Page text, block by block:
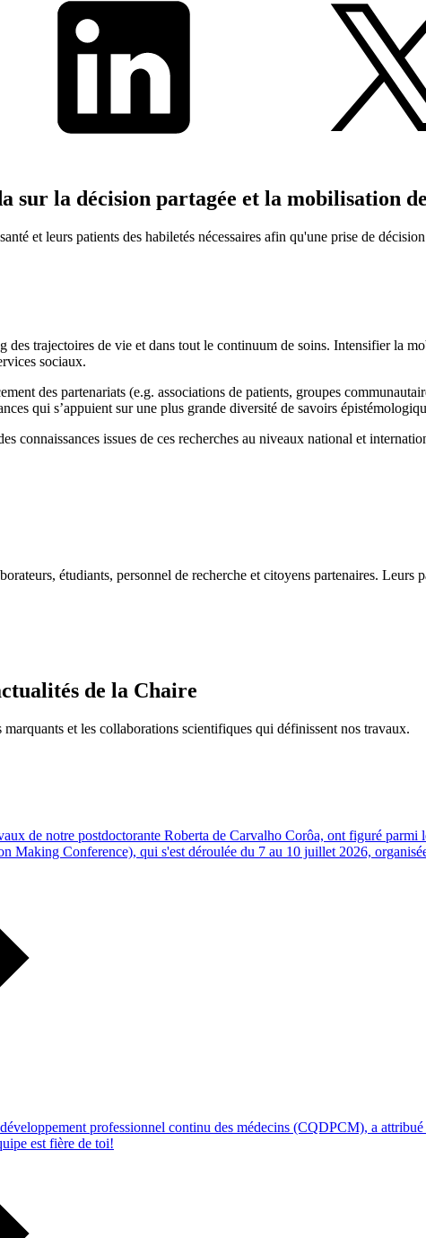
sur la décision partagée et la mobilisation
et leurs patients des habiletés nécessaires afin qu'une prise de
trajectoires de vie et dans tout le continuum de soins. Intensifier la
sociaux.
des partenariats (e.g. associations de patients, groupes
qui s’appuient sur une plus grande diversité de savoirs
connaissances issues de ces recherches au niveaux national et
étudiants, personnel de recherche et citoyens partenaires.
de la Chaire
marquants et les collaborations scientifiques qui définissent nos travaux.
de notre postdoctorante Roberta de Carvalho Corôa, ont figuré
Making Conference), qui s'est déroulée du 7 au 10 juillet 2026,
professionnel continu des médecins (CQDPCM), a
est fière de toi!